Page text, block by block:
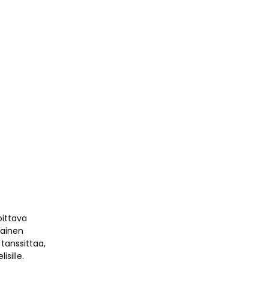
tanssittaa,